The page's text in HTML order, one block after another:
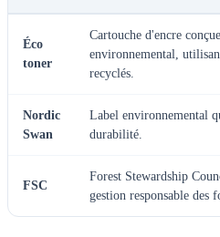
Éco
toner
Cartouche d'encre
environnemental,
recyclés.
Nordic
Swan
Label environnemental
durabilité.
FSC
Forest Stewardship
gestion responsable des